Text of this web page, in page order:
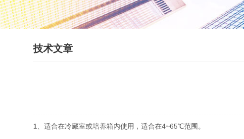
技术文章
1、适合在冷藏室或培养箱内使用，适合在4~65℃范围。